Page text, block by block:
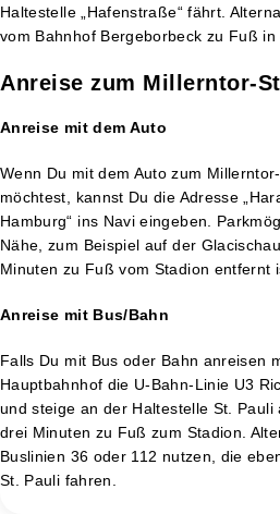
Haltestelle „Hafenstraße“ fährt.
vom Bahnhof Bergeborbeck zu Fuß in
Anreise zum Millerntor-
Anreise mit dem Auto
Wenn Du mit dem Auto zum
möchtest, kannst Du die Adresse
Hamburg“ ins Navi eingeben.
Nähe, zum Beispiel auf der
Minuten zu Fuß vom Stadion entfernt
Anreise mit Bus/Bahn
Falls Du mit Bus oder Bahn anreisen
Hauptbahnhof die U-Bahn-Linie U3
und steige an der Haltestelle St. Pauli
drei Minuten zu Fuß zum Stadion.
Buslinien 36 oder 112 nutzen, die
St. Pauli fahren.